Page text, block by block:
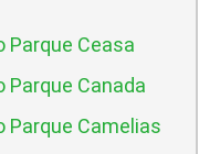
Parque Ceasa
Parque Canada
Parque Camelias